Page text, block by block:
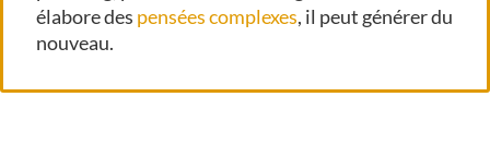
élabore des pensées complexes, il peut générer du
nouveau.